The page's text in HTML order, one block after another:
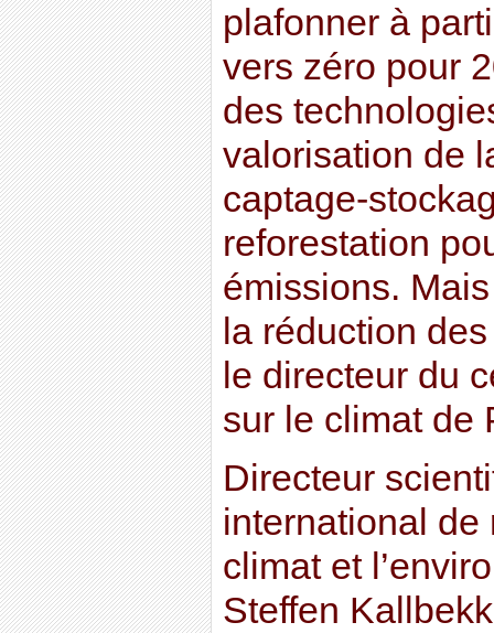
plafonner à
vers zéro pour
des
valorisation de
captage-
reforestation
émissions.
la réduction
le directeur du
sur le climat de
Directeur
international de
climat et
Steffen